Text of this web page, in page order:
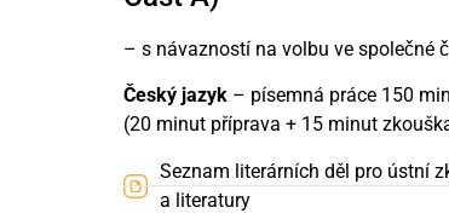
– s návazností na volbu ve společné
Český jazyk – písemná práce 150
(20 minut příprava + 15 minut
Seznam literárních děl pro ústní
a literatury